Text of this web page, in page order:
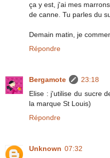
ça y est, j'ai mes
de canne. Tu parles du
Demain matin, je
Répondre
Bergamote
23:18
Elise : j'utilise du sucre
la marque St Louis)
Répondre
Unknown 07:32